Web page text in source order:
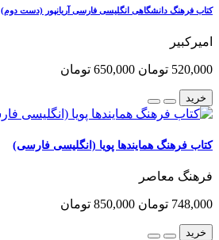
کتاب فرهنگ دانشگاهی انگلیسی فارسی آریانپور (دست دوم)
امیرکبیر
520,000 تومان 650,000 تومان
خرید
کتاب فرهنگ همایندها پویا (انگلیسی فارسی)
فرهنگ معاصر
748,000 تومان 850,000 تومان
خرید